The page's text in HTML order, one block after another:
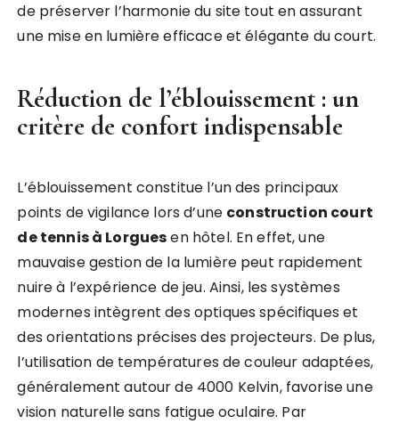
de préserver l’harmonie du site tout en assurant
une mise en lumière efficace et élégante du court.
Réduction de l’éblouissement : un
critère de confort indispensable
L’éblouissement constitue l’un des principaux
points de vigilance lors d’une construction court
de tennis à Lorguesen hôtel. En effet, une
mauvaise gestion de la lumière peut rapidement
nuire à l’expérience de jeu. Ainsi, les systèmes
modernes intègrent des optiques spécifiques et
des orientations précises des projecteurs. De plus,
l’utilisation de températures de couleur adaptées,
généralement autour de 4000 Kelvin, favorise une
vision naturelle sans fatigue oculaire. Par